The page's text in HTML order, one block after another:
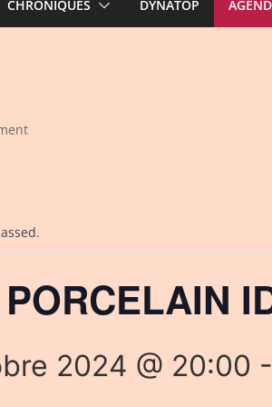
CHRONIQUES DYNATOP
2024 @ 20:00 -